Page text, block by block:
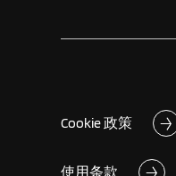
Cookie 政策
使用条款